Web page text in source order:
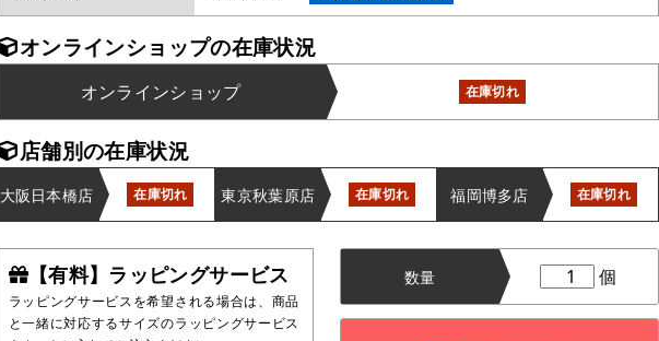
オンラインショップの在庫状況
オンラインショップ 在庫切れ
店舗別の在庫状況
大阪日本橋店 在庫切れ 東京秋葉原店 在庫切れ 福岡博多店 在庫切れ
【有料】ラッピングサービス
ラッピングサービスを希望される場合は、商品
と一緒に対応するサイズのラッピングサービス
数量 個